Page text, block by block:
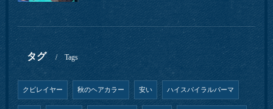
タグ Tags
クビレイヤー 秋のヘアカラー 安い ハイスパイラルパーマ